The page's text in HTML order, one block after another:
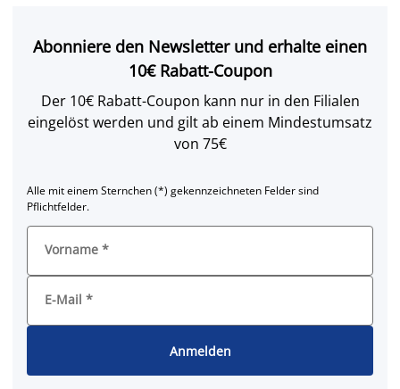
Abonniere den Newsletter und erhalte einen
10€ Rabatt-Coupon
Der 10€ Rabatt-Coupon kann nur in den Filialen
eingelöst werden und gilt ab einem Mindestumsatz
von 75€
Alle mit einem Sternchen (*) gekennzeichneten Felder sind
Pflichtfelder.
Vorname *
E-Mail *
Anmelden